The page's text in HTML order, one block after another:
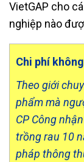
VietGAP cho
nghiệp nào
Chi phí
Theo giới
phẩm mà
CP Công
trồng rau 10
pháp thông